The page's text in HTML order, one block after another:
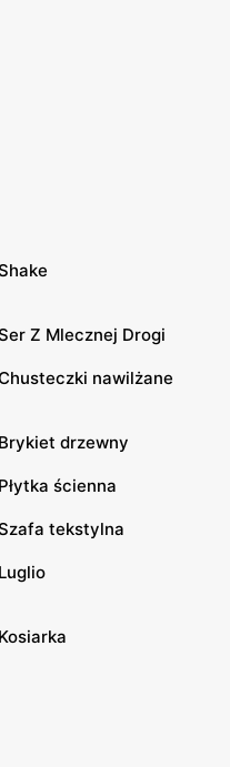
Z Mlecznej Drogi
nawilżane
Brykiet drzewny
Płytka ścienna
tekstylna
Luglio
Kosiarka